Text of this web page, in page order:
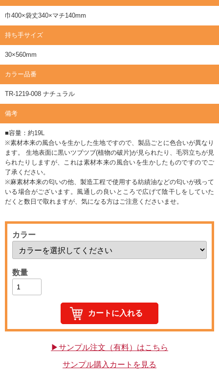
巾400×袋丈340×マチ140mm
持ち手サイズ
30×560mm
カラー品番
TR-1219-008 ナチュラル
備考
■容量：約19L
※素材本来の風合いを生かした生地ですので、製品ごとに色合いが異なり
ます。 生地表面に黒いツブツブ(植物の破片)が見られたり、毛羽立ちが見
られたりしますが、これは素材本来の風合いを生かしたものですのでご
了承ください。
※麻素材本来の匂いの他、製造工程で使用する紡績油などの匂いが残って
いる場合がございます。風通しの良いところで広げて陰干しをしていた
だくと数日で取れますが、気になる方はご注意くださいませ。
カラー
数量
▶サンプル注文（有料）はこちら
サンプル購入カートを見る